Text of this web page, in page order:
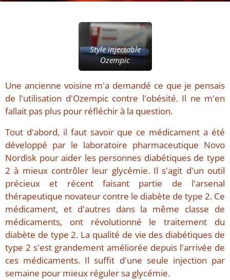
Style injectable
Ozempic
Une ancienne voisine m'a demandé ce que je pensais
de l'utilisation d'Ozempic contre l'obésité. Il ne m'en
fallait pas plus pour réfléchir à la question.
Tout d'abord, il faut savoir que ce médicament a été
développé par le laboratoire pharmaceutique Novo
Nordisk pour aider les personnes diabétiques de type
2 à mieux contrôler leur glycémie. Il s'agit d'un outil
précieux et récent faisant partie de l'arsenal
thérapeutique novateur contre le diabète de type 2. Ce
médicament, et d'autres dans la même classe de
médicaments, ont révolutionné le traitement du
diabète de type 2. La qualité de vie des diabétiques de
type 2 s'est grandement améliorée depuis l'arrivée de
ces médicaments. Il suffit d'une seule injection par
semaine pour mieux réguler sa glycémie.